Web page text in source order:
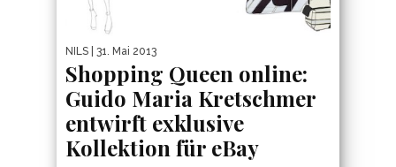
NILS | 31. Mai 2013
Shopping Queen online:
Guido Maria Kretschmer
entwirft exklusive
Kollektion für eBay